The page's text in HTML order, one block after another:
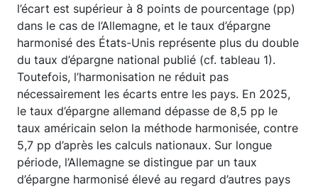
l’écart est supérieur à 8 points de pourcentage (pp)
dans le cas de l’Allemagne, et le taux d’épargne
harmonisé des États-Unis représente plus du double
du taux d’épargne national publié (cf. tableau 1).
Toutefois, l’harmonisation ne réduit pas
nécessairement les écarts entre les pays. En 2025,
le taux d’épargne allemand dépasse de 8,5 pp le
taux américain selon la méthode harmonisée, contre
5,7 pp d’après les calculs nationaux. Sur longue
période, l’Allemagne se distingue par un taux
d’épargne harmonisé élevé au regard d’autres pays